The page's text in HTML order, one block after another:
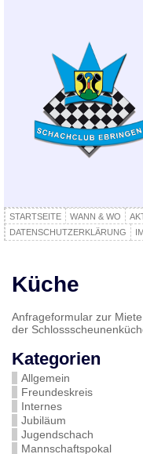
STARTSEITE WANN & WO
DATENSCHUTZERKLÄRUNG
Küche
Anfrageformular zur Miete
der
Kategorien
Allgemein
Freundeskreis
Internes
Jubiläum
Jugendschach
Mannschaftspokal